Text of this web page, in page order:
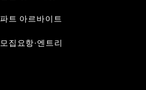
파트 아르바이트
모집요항·엔트리